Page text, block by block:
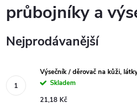
průbojníky a
Nejprodávanější
Výsečník / děrovač na kůži,
Skladem
21,18 Kč